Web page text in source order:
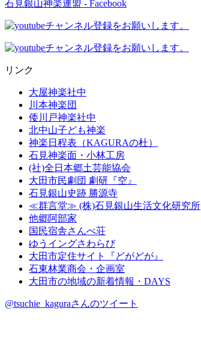
石見銀山神楽連盟 - Facebook
リンク
大屋神楽社中
川本神楽団
倭川戸神楽社中
北中山子ども神楽
神楽日程表（KAGURAの杜）
石見神楽面・小林工房
(社)全日本郷土芸能協会
大田市民劇団 劇研『空』
石見銀山史跡 勝源寺
≪群言堂≫ (株)石見銀山生活文化研究所
他郷阿部家
国民宿舎さんべ荘
ゆうイングさわらび
大田市定住サイト『どがどが』
石東林業商会・企画室
大田市の地域の新着情報・DAYS
@tsuchie_kaguraさんのツイート